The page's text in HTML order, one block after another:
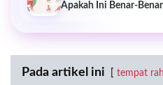
Apakah Ini Benar-
Pada artikel ini tempat